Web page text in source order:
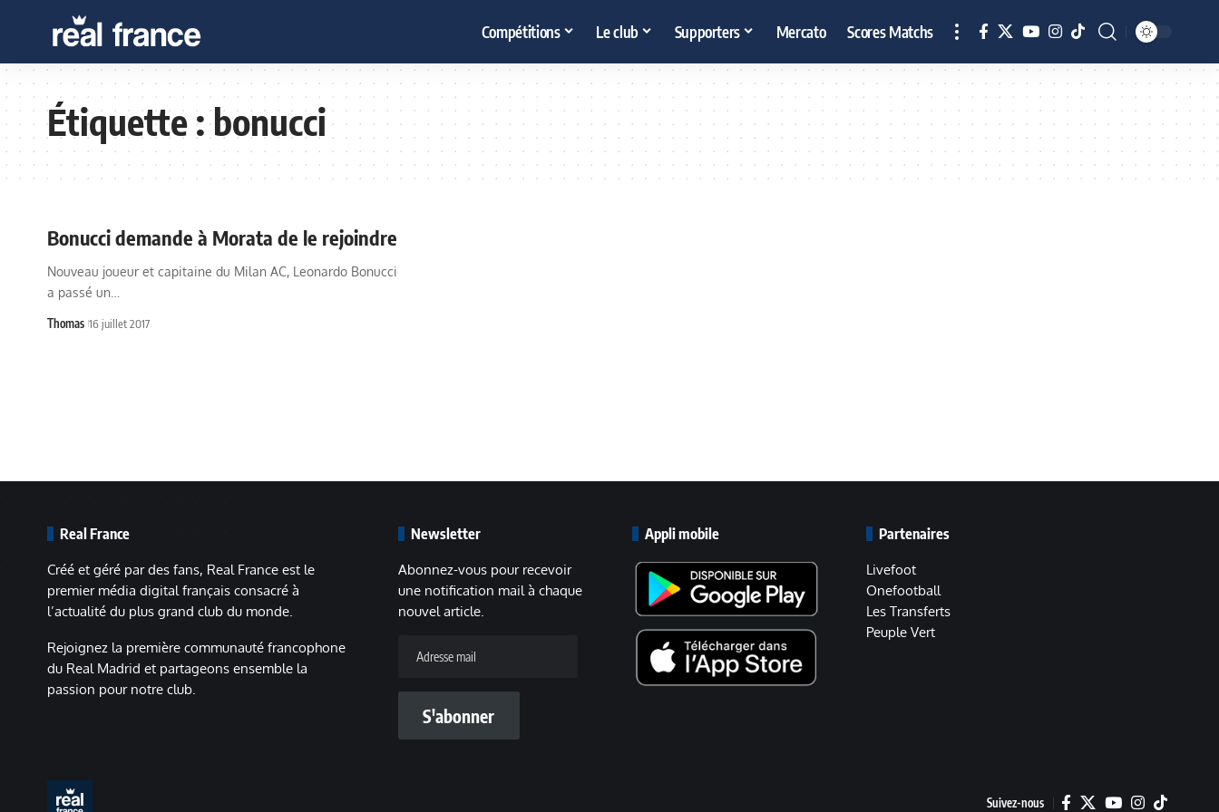
Compétitions Le club Supporters Mercato Scores Matchs
Étiquette :bonucci
Bonucci demande à Morata de le rejoindre
Nouveau joueur et capitaine du Milan AC, Leonardo Bonucci
a passé un…
Thomas 16 juillet 2017
Real France
Créé et géré par des fans, Real France est le
premier média digital français consacré à
l’actualité du plus grand club du monde.
Rejoignez la première communauté francophone
du Real Madrid et partageons ensemble la
passion pour notre club.
Newsletter
Abonnez-vous pour recevoir
une notification mail à chaque
nouvel article.
mail
S'abonner
Appli mobile Partenaires
Livefoot
Onefootball
Les Transferts
Peuple Vert
Suivez-nous